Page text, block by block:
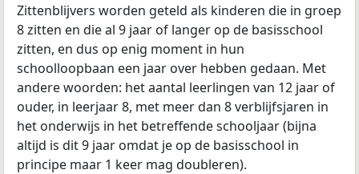
Zittenblijvers worden geteld als kinderen die in groep
8 zitten en die al 9 jaar of langer op de basisschool
zitten, en dus op enig moment in hun
schoolloopbaan een jaar over hebben gedaan. Met
andere woorden: het aantal leerlingen van 12 jaar of
ouder, in leerjaar 8, met meer dan 8 verblijfsjaren in
het onderwijs in het betreffende schooljaar (bijna
altijd is dit 9 jaar omdat je op de basisschool in
principe maar 1 keer mag doubleren).